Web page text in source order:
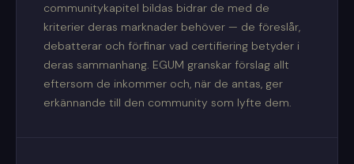
communitykapitel bildas bidrar de med de
kriterier deras marknader behöver — de föreslår,
debatterar och förfinar vad certifiering betyder i
deras sammanhang. EGUM granskar förslag allt
eftersom de inkommer och, när de antas, ger
erkännande till den community som lyfte dem.